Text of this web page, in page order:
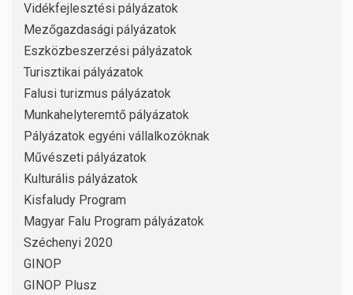
Vidékfejlesztési pályázatok
Mezőgazdasági pályázatok
Eszközbeszerzési pályázatok
Turisztikai pályázatok
Falusi turizmus pályázatok
Munkahelyteremtő pályázatok
Pályázatok egyéni vállalkozóknak
Művészeti pályázatok
Kulturális pályázatok
Kisfaludy Program
Magyar Falu Program pályázatok
Széchenyi 2020
GINOP
GINOP Plusz